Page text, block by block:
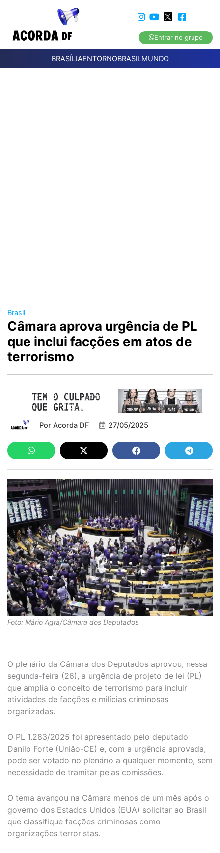
Entrar no grupo
BRASÍLIAENTORNOBRASILMUNDO
Brasil
Câmara aprova urgência de PL
que inclui facções em atos de
terrorismo
Por Acorda DF 27/05/2025
Foto: Mário Agra/Câmara dos Deputados
O plenário da Câmara dos Deputados aprovou, nessa
segunda-feira (26), a urgência de projeto de lei (PL)
que amplia o conceito de terrorismo para incluir
atividades de facções e milícias criminosas
organizadas.
O PL 1.283/2025 foi apresentado pelo deputado
Danilo Forte (União-CE) e, com a urgência aprovada,
pode ser votado no plenário a qualquer momento, sem
necessidade de tramitar pelas comissões.
O tema avançou na Câmara menos de um mês após o
governo dos Estados Unidos (EUA) solicitar ao Brasil
que classifique facções criminosas como
organizações terroristas.